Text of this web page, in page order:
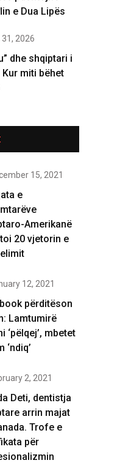
e Dua Lipës
31, 2026
dhe shqiptari i
miti bëhet
15, 2021
e
Amerikanë
20 vjetorin e
12, 2021
përditëson
Lamtumirë
‘pëlqej’, mbetet
‘ndiq’
2, 2021
Deti, dentistja
arrin majat
Trofe e
për